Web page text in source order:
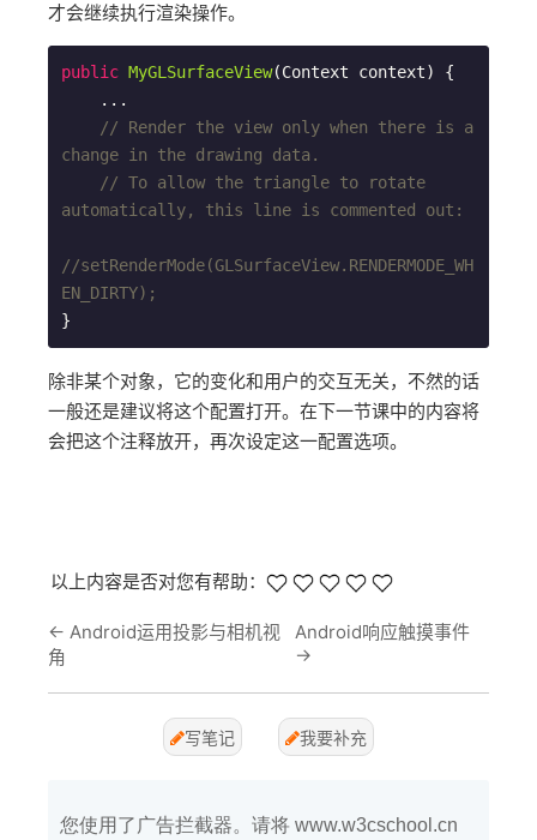
才会继续执行渲染操作。
public MyGLSurfaceView(Context context)
{
// Render the view only when there is a
change in the drawing data.
// To allow the triangle to rotate
automatically, this line is commented out:
//setRenderMode(GLSurfaceView.RENDERMODE_WH
EN_DIRTY);
除非某个对象，它的变化和用户的交互无关，不然的话
一般还是建议将这个配置打开。在下一节课中的内容将
会把这个注释放开，再次设定这一配置选项。
以上内容是否对您有帮助：
← Android运用投影与相机视
角
Android响应触摸事件
→
写笔记 我要补充
您使用了广告拦截器。请将 www.w3cschool.cn